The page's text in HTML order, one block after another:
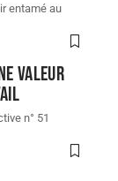
entamé au
valeur
n° 51